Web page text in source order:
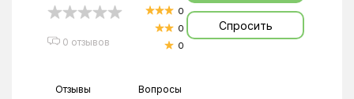
0 отзывов
0
0
0
Спросить
Отзывы Вопросы